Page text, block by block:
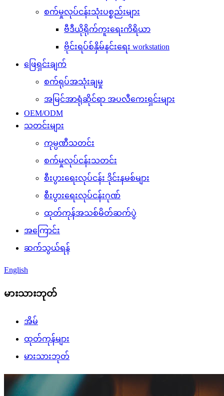
စက်မှုလုပ်ငန်းသုံးပစ္စည်းများ
ဗီဒီယိုရိုက်ကူးရေးကိရိယာ
ဗိုင်းရပ်စ်နှိမ်နင်းရေး workstation
ဖြေရှင်းချက်
စက်ရုပ်အသုံးချမှု
အမြင်အာရုံဆိုင်ရာ အပလီကေးရှင်းများ
OEM/ODM
သတင်းများ
ကုမ္ပဏီသတင်း
စက်မှုလုပ်ငန်းသတင်း
စီးပွားရေးလုပ်ငန်း ဒိုင်းနမစ်များ
စီးပွားရေးလုပ်ငန်းဂုဏ်
ထုတ်ကုန်အသစ်မိတ်ဆက်ပွဲ
အကြောင်း
ဆက်သွယ်ရန်
English
မားသားဘုတ်
အိမ်
ထုတ်ကုန်များ
မားသားဘုတ်